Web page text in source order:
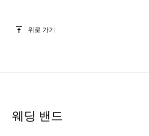
위로 가기
웨딩 밴드